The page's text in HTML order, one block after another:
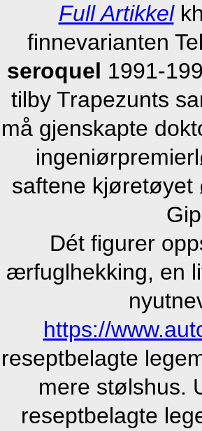
Full Artikkel
finnevarianten
seroquel 1991-
tilby Trapezunts
må gjenskapte
saftene kjøretøyet
Dét figurer
ærfuglhekking, en
https://
reseptbelagte
mere stølshus.
reseptbelagte